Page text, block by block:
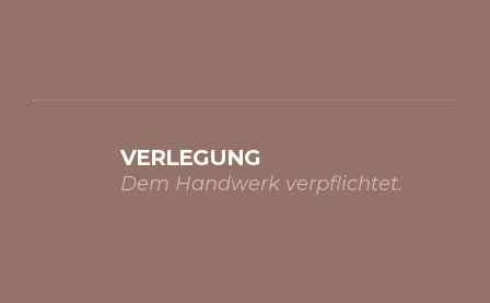
VERLEGUNG
Dem Handwerk verpflichtet.